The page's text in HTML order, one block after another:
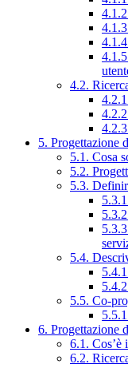
4.2.
5. Progettazione
5.1. Cosa
5.2.
5.3.
5.4.
5.5. Co-
6. Progettazione
6.1. Cos’è
6.2.